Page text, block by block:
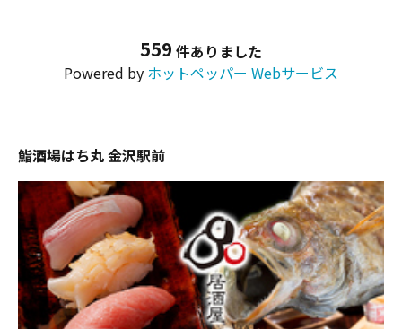
559 件ありました
Powered by ホットペッパー Webサービス
鮨酒場はち丸 金沢駅前